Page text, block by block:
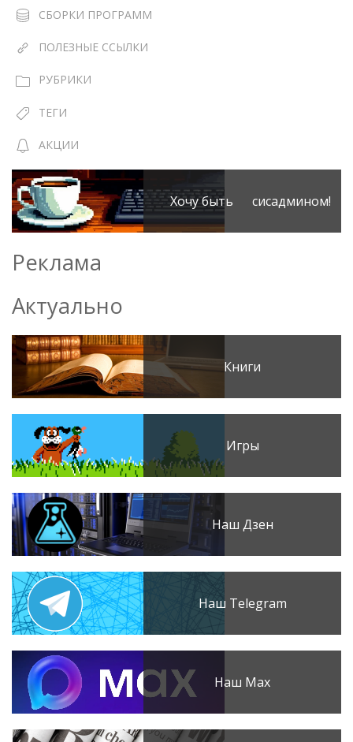
СБОРКИ ПРОГРАММ
ПОЛЕЗНЫЕ ССЫЛКИ
РУБРИКИ
ТЕГИ
АКЦИИ
Хочу быть сисадмином!
Реклама
Актуально
Книги
Игры
Наш Дзен
Наш Telegram
Наш Max